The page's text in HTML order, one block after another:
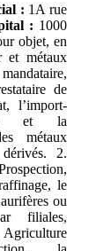
: 1A rue
: 1000
objet, en
et métaux
de
l’import-
et la
métaux
2.
le
ou
filiales,
Agriculture